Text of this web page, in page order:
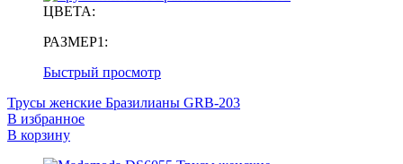
ЦВЕТА:
РАЗМЕР1:
Быстрый просмотр
Трусы женские Бразилианы GRB-203
В избранное
В корзину